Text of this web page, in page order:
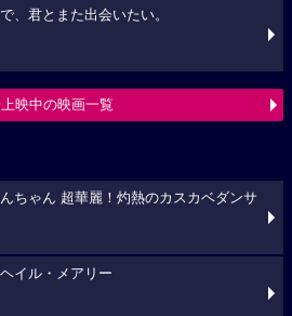
、君とまた出会いたい。
映中の映画一覧
ちゃん 超華麗！灼熱のカスカベダンサ
イル・メアリー